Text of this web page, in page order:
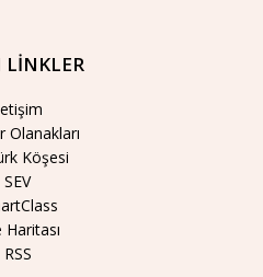
Olanakları
Köşesi
SEV
Haritası
RSS